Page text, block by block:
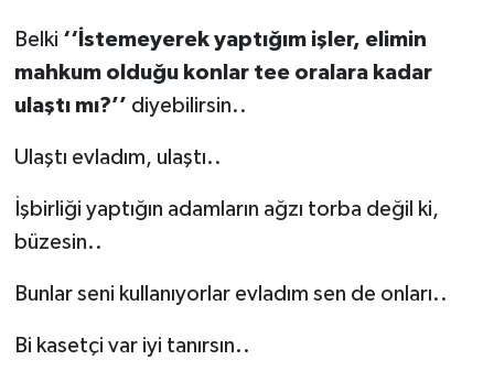
Belki ‘‘İstemeyerek yaptığım işler, elimin
mahkum olduğu konlar tee oralara kadar
ulaştı mı?’’ diyebilirsin..
Ulaştı evladım, ulaştı..
İşbirliği yaptığın adamların ağzı torba değil ki,
büzesin..
Bunlar seni kullanıyorlar evladım sen de onları..
Bi kasetçi var iyi tanırsın..